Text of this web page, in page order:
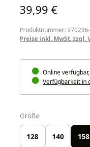
Regulärer Preis:
39,99 €
Produktnummer:
Preise inkl. MwSt. zzgl.
Online verfügbar,
Verfügbarkeit in
Größe
128 140 158